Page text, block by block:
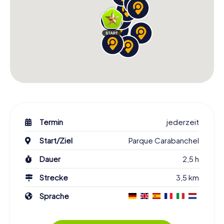
Termin
jederzeit
Start/Ziel
Parque Carabanchel
Dauer
2,5 h
Strecke
3,5 km
Sprache